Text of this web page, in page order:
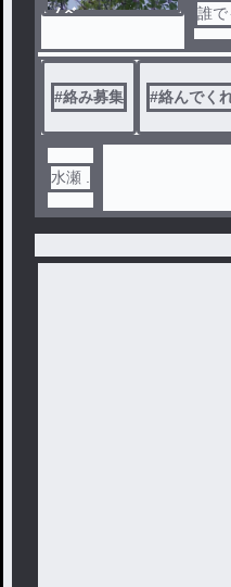
ノベ
誰で
#絡み募集 #絡んでく
水瀬 .